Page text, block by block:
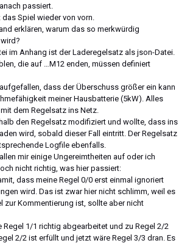
passiert.
Spiel wieder von vorn.
erklären, warum das so merkwürdig
im Anhang ist der Laderegelsatz als json-Datei.
die auf …M12 enden, müssen definiert
dass der Überschuss größer ein kann
meiner Hausbatterie (5kW). Alles
dem Regelsatz ins Netz.
den Regelsatz modifiziert und wollte, dass ins
wird, sobald dieser Fall eintritt. Der Regelsatz
Logfile ebenfalls.
mir einige Ungereimtheiten auf oder ich
nicht richtig, was hier passiert:
dass meine Regel 0/0 erst einmal ignoriert
wird. Das ist zwar hier nicht schlimm, weil es
zur Kommentierung ist, sollte aber nicht
Regel 1/1 richtig abgearbeitet und zu Regel 2/2
2/2 ist erfüllt und jetzt wäre Regel 3/3 dran. Es